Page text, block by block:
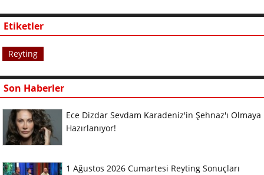
Etiketler
Reyting
Son Haberler
Ece Dizdar Sevdam Karadeniz'in Şehnaz'ı Olmaya
Hazırlanıyor!
1 Ağustos 2026 Cumartesi Reyting Sonuçları